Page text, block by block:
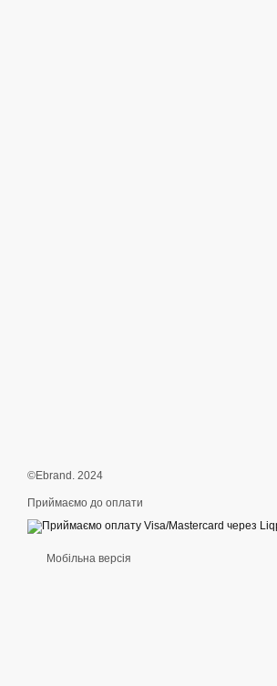
©Ebrand. 2024
Приймаємо до оплати
Мобільна версія